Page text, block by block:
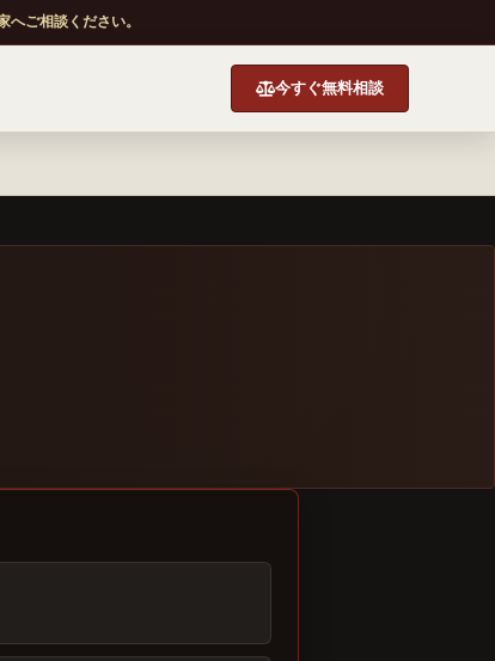
ご相談ください。
今すぐ無料相談